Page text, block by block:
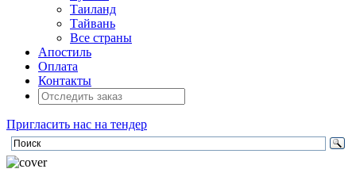
Таиланд
Тайвань
Все страны
Апостиль
Оплата
Контакты
Пригласить нас на тендер